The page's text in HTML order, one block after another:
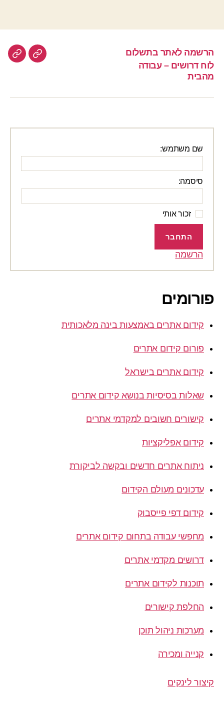
הרשמה לאתר בתשלום
לוח דרושים – עבודה
מהבית
הרשמה
לוח
שם משתמש:
סיסמה:
זכור אותי
התחבר
הרשמה
פורומים
קידום אתרים באמצעות בינה מלאכותית
פורום קידום אתרים
קידום אתרים בישראל
שאלות בסיסיות בנושא קידום אתרים
קישורים חשובים למקדמי אתרים
קידום אפליקציות
ניתוח אתרים חדשים ובקשה לביקורת
עדכונים מעולם הקידום
קידום דפי פייסבוק
מחפשי עבודה בתחום קידום אתרים
דרושים מקדמי אתרים
תוכנות לקידום אתרים
החלפת קישורים
מערכות ניהול תוכן
קנייה ומכירה
קיצור לינקים